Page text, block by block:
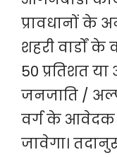
प्रावधानों के
शहरी वार्डों
50 प्रतिशत
जनजाति /
वर्ग के आवेदक
जावेगा।